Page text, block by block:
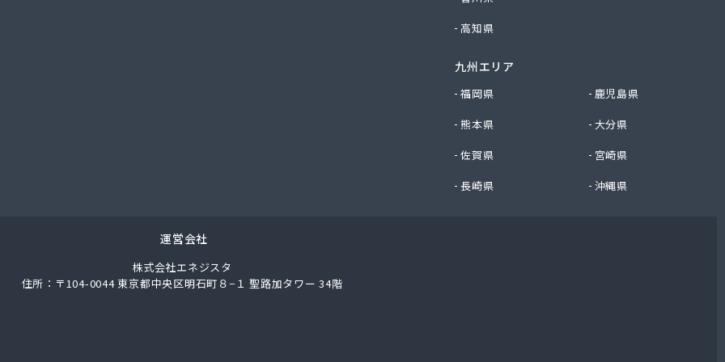
千曲エルピーガス供給センター
株式会社 丸子連絡所
燃料株式会社
高知県
九州エリア
福岡県
鹿児島県
熊本県
大分県
佐賀県
宮崎県
長崎県
沖縄県
運営会社
株式会社エネジスタ
住所：〒104-0044 東京都中央区明石町８−１ 聖路加タワー 34階